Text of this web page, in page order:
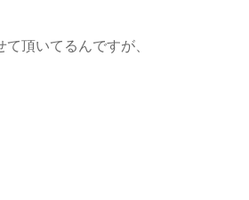
頂いてるんですが、